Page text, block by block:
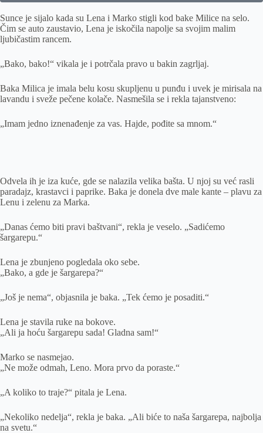
Sunce je sijalo kada su Lena i Marko stigli kod bake Milice na selo.
Čim se auto zaustavio, Lena je iskočila napolje sa svojim malim
ljubičastim rancem.
„Bako, bako!“ vikala je i potrčala pravo u bakin zagrljaj.
Baka Milica je imala belu kosu skupljenu u punđu i uvek je mirisala na
lavandu i sveže pečene kolače. Nasmešila se i rekla tajanstveno:
„Imam jedno iznenađenje za vas. Hajde, pođite sa mnom.“
Odvela ih je iza kuće, gde se nalazila velika bašta. U njoj su već rasli
paradajz, krastavci i paprike. Baka je donela dve male kante – plavu za
Lenu i zelenu za Marka.
„Danas ćemo biti pravi baštvani“, rekla je veselo. „Sadićemo
šargarepu.“
Lena je zbunjeno pogledala oko sebe.
„Bako, a gde je šargarepa?“
„Još je nema“, objasnila je baka. „Tek ćemo je posaditi.“
Lena je stavila ruke na bokove.
„Ali ja hoću šargarepu sada! Gladna sam!“
Marko se nasmejao.
„Ne može odmah, Leno. Mora prvo da poraste.“
„A koliko to traje?“ pitala je Lena.
„Nekoliko nedelja“, rekla je baka. „Ali biće to naša šargarepa, najbolja
na svetu.“